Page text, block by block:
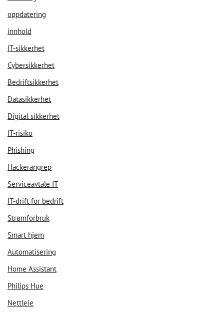
oppdatering
innhold
IT-sikkerhet
Cybersikkerhet
Bedriftsikkerhet
Datasikkerhet
Digital sikkerhet
IT-risiko
Phishing
Hackerangrep
Serviceavtale IT
IT-drift for bedrift
Strømforbruk
Smart hjem
Automatisering
Home Assistant
Philips Hue
Nettleie